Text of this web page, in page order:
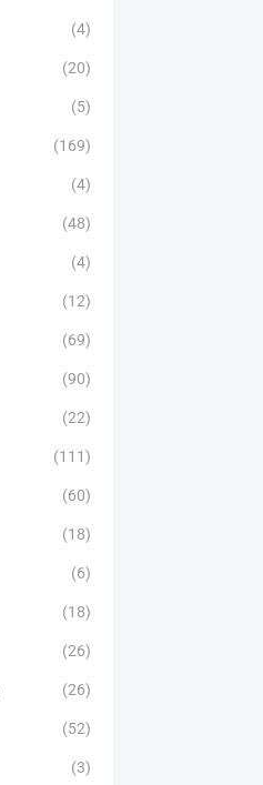
(4)
(20)
(5)
(169)
(4)
(48)
(4)
(12)
(69)
(90)
(22)
(111)
(60)
(18)
(6)
(18)
(26)
(26)
(52)
(3)